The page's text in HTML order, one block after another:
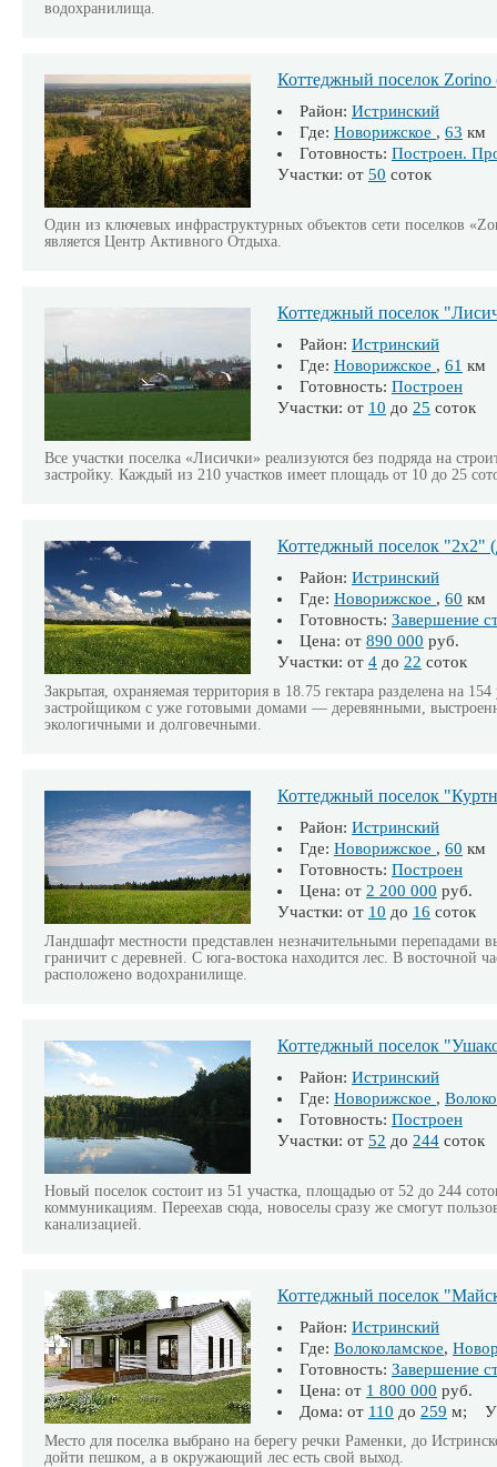
водохранилища.
Коттеджный поселок Zorino
Район: Истринский
Где: Новорижское , 63 км
Готовность: Построен.
Участки: от 50 соток
Один из ключевых инфраструктурных объектов сети поселков
является Центр Активного Отдыха.
Коттеджный поселок
Район: Истринский
Где: Новорижское , 61 км
Готовность: Построен
Участки: от 10 до 25 соток
Все участки поселка «Лисички» реализуются без подряда на
застройку. Каждый из 210 участков имеет площадь от 10 до 25
Коттеджный поселок "2х2"
Район: Истринский
Где: Новорижское , 60 км
Готовность: Завершение
Цена: от 890 000 руб.
Участки: от 4 до 22 соток
Закрытая, охраняемая территория в 18.75 гектара разделена на
застройщиком с уже готовыми домами — деревянными,
экологичными и долговечными.
Коттеджный поселок
Район: Истринский
Где: Новорижское , 60 км
Готовность: Построен
Цена: от 2 200 000 руб.
Участки: от 10 до 16 соток
Ландшафт местности представлен незначительными перепадами
граничит с деревней. С юга-востока находится лес. В восточной
расположено водохранилище.
Коттеджный поселок
Район: Истринский
Где: Новорижское ,
Готовность: Построен
Участки: от 52 до 244 соток
Новый поселок состоит из 51 участка, площадью от 52 до 244
коммуникациям. Переехав сюда, новоселы сразу же смогут
канализацией.
Коттеджный поселок
Район: Истринский
Где: Волоколамское,
Готовность: Завершение
Цена: от 1 800 000 руб.
Дома: от 110 до 259 м;
Место для поселка выбрано на берегу речки Раменки, до
дойти пешком, а в окружающий лес есть свой выход.